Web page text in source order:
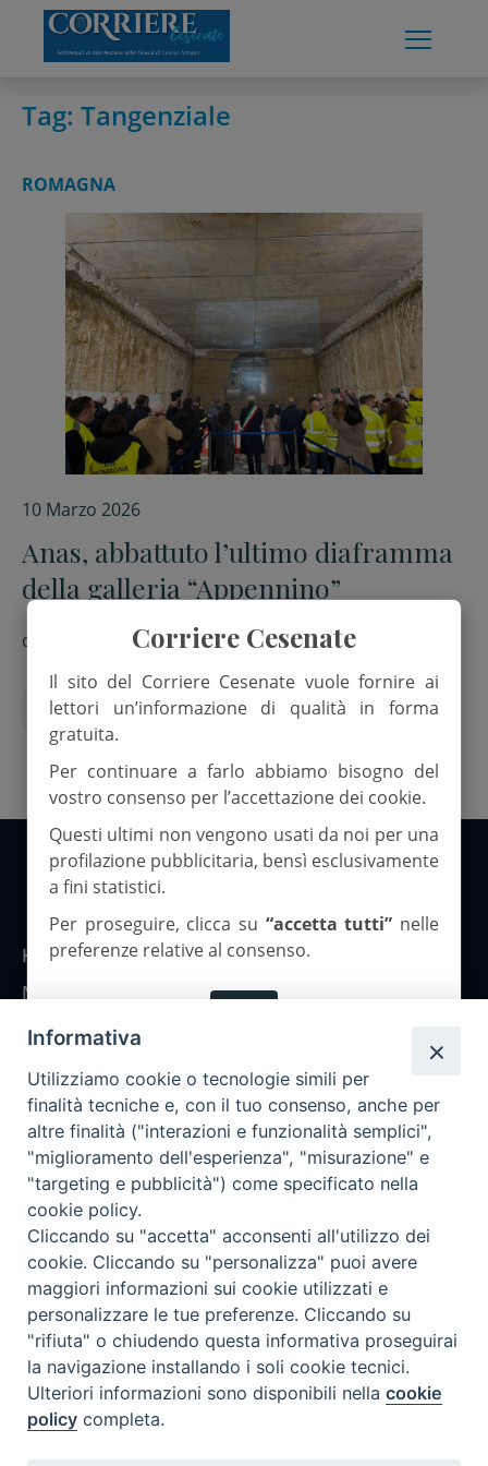
content
Tag: Tangenziale
ROMAGNA
10 Marzo 2026
Anas, abbattuto l’ultimo diaframma
della galleria “Appennino”
di
Anas Forlì Tangenziale
Copyright 2026 ©Corriere Cesenate
Home
Notizie
Rubriche
Chi siamo
Come abbonarsi
Contatti
Corriere Cesenate
Il sito del Corriere Cesenate vuole fornire ai
lettori un’informazione di qualità in forma
gratuita.
Per continuare a farlo abbiamo bisogno del
vostro consenso per l’accettazione dei cookie.
Questi ultimi non vengono usati da noi per una
profilazione pubblicitaria, bensì esclusivamente
a fini statistici.
Per proseguire, clicca su “accetta tutti” nelle
preferenze relative al consenso.
Informativa
Utilizziamo cookie o tecnologie simili per
finalità tecniche e, con il tuo consenso, anche per
altre finalità ("interazioni e funzionalità semplici",
"miglioramento dell'esperienza", "misurazione" e
"targeting e pubblicità") come specificato nella
cookie policy.
Cliccando su "accetta" acconsenti all'utilizzo dei
cookie. Cliccando su "personalizza" puoi avere
maggiori informazioni sui cookie utilizzati e
personalizzare le tue preferenze. Cliccando su
"rifiuta" o chiudendo questa informativa proseguirai
la navigazione installando i soli cookie tecnici.
Ulteriori informazioni sono disponibili nellacookie
policy completa.